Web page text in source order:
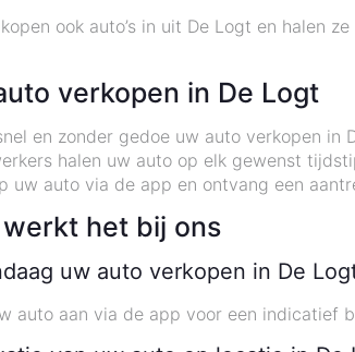
ook auto’s in uit De Logt en halen
verkopen in De Logt
en zonder gedoe uw auto verkopen
halen uw auto op elk gewenst
uw auto via de app en ontvang een
werkt het bij ons
uw auto verkopen in De
auto aan via de app voor een indicatief